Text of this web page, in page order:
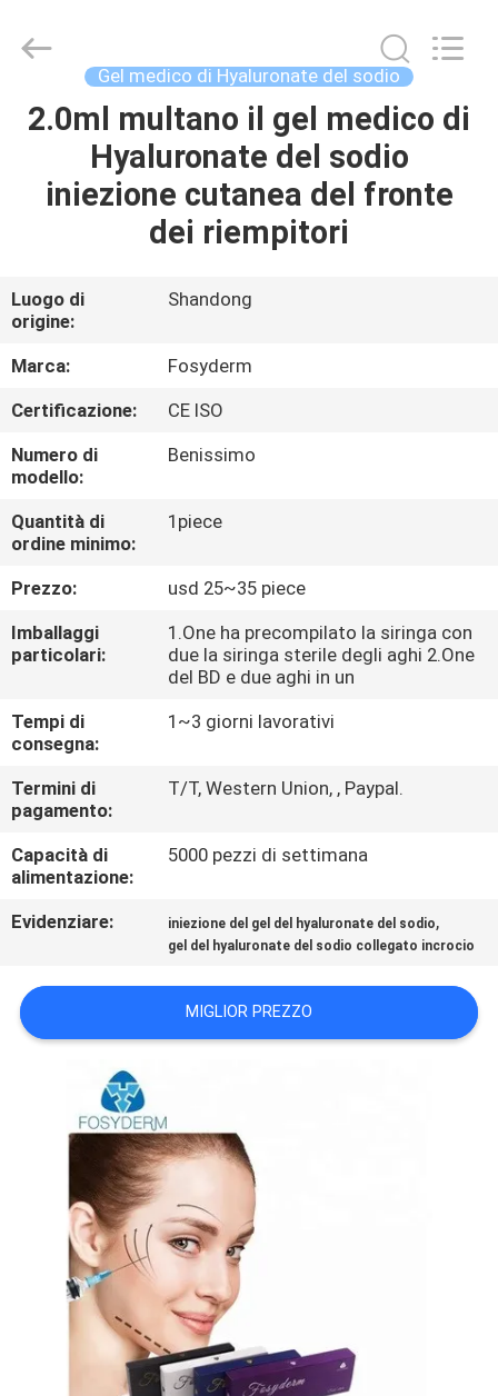
CASA.
PRODOTTI
DI
NOI
VISITA
ALLA
FABBRICA
CONTROLLO
DELLA
QUALITÀ
CASI
CHIEDI
PREVENTIVO
SHOPPING
ONLINE
MAPPA
SITO
PRIVACY
International
Trading
Rights
Reserved.
Gel medico di Hyaluronate del sodio
2.0ml multano il gel medico di
Hyaluronate del sodio
iniezione cutanea del fronte
dei riempitori
Luogo di
origine:
Shandong
Marca:
Fosyderm
Certificazione:
CE ISO
Numero di
modello:
Benissimo
Quantità di
ordine minimo:
1piece
Prezzo:
usd 25~35 piece
Imballaggi
particolari:
1.One ha precompilato la siringa con
due la siringa sterile degli aghi 2.One
del BD e due aghi in un
Tempi di
consegna:
1~3 giorni lavorativi
Termini di
pagamento:
T/T, Western Union, , Paypal.
Capacità di
alimentazione:
5000 pezzi di settimana
Evidenziare: iniezione del gel del hyaluronate del sodio,
gel del hyaluronate del sodio collegato incrocio
MIGLIOR PREZZO